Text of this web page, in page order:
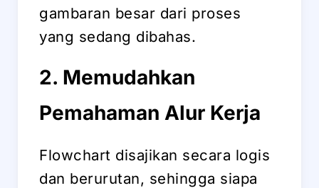
gambaran besar dari proses
yang sedang dibahas.
2. Memudahkan
Pemahaman Alur Kerja
Flowchart disajikan secara logis
dan berurutan, sehingga siapa